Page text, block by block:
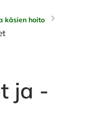
käsien hoito
ja -